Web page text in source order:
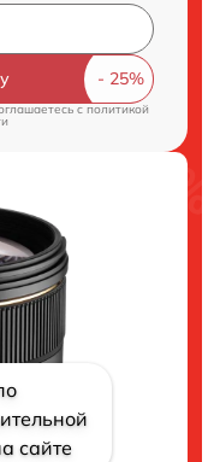
c политикой
сайте